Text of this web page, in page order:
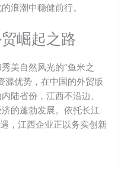
浪潮中稳健前行。
崛起之路
美自然风光的“鱼米之
源优势，在中国的外贸版
陆省份，江西不沿边、
的蓬勃发展。依托长江
，江西企业正以务实创新